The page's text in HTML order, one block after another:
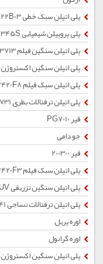
پلی اتیلن سبک خطی 22B03
پلی پروپیلن شیمیایی RPX345S
پلی اتیلن سنگین فیلم MF3713
پلی اتیلن سنگین اکستروژن 6366M
پلی اتیلن سبک فیلم 2420F8
پلی اتیلن ترفتالات بطری BG731
قیر PG7010
جو دامی
قیر 200300
پلی اتیلن سبک فیلم 2420F3
پلی اتیلن سنگین تزریقی 62N18UV
پلی اتیلن ترفتالات نساجی HomBright 641
اوره پریل
اوره گرانول
پلی اتیلن سنگین اکستروژن 48BF7